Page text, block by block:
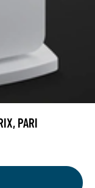
PARI